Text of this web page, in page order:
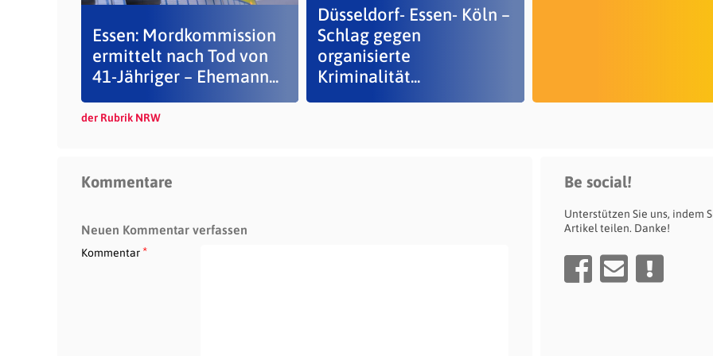
Essen: Mordkommission
ermittelt nach Tod von
41-Jähriger – Ehemann...
Düsseldorf- Essen- Köln –
Schlag gegen
organisierte
Kriminalität...
der Rubrik NRW
Kommentare
Neuen Kommentar verfassen
Kommentar*
Be social!
Unterstützen Sie uns, indem
Artikel teilen. Danke!